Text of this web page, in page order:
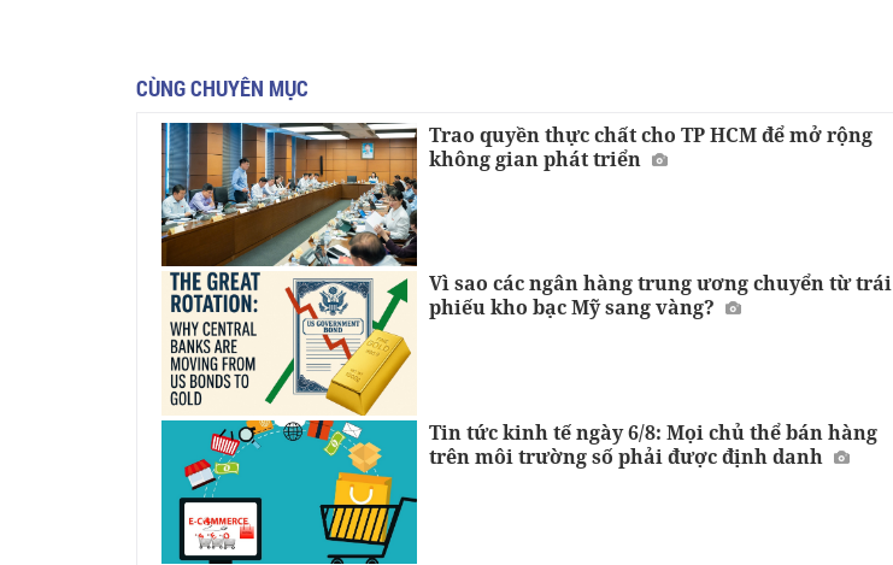
CÙNG CHUYÊN MỤC
Trao quyền thực chất cho TP HCM để mở rộng
không gian phát triển
Vì sao các ngân hàng trung ương chuyển từ trái
phiếu kho bạc Mỹ sang vàng?
Tin tức kinh tế ngày 6/8: Mọi chủ thể bán hàng
trên môi trường số phải được định danh